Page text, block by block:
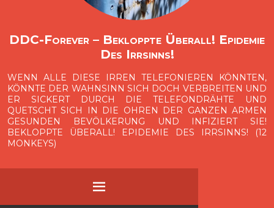
DDC-Forever – Bekloppte Überall! Epidemie
Des Irrsinns!
WENN ALLE DIESE IRREN TELEFONIEREN KÖNNTEN,
KÖNNTE DER WAHNSINN SICH DOCH VERBREITEN UND
ER SICKERT DURCH DIE TELEFONDRÄHTE UND
QUETSCHT SICH IN DIE OHREN DER GANZEN ARMEN
GESUNDEN BEVÖLKERUNG UND INFIZIERT SIE!
BEKLOPPTE ÜBERALL! EPIDEMIE DES IRRSINNS! (12
MONKEYS)
MENÜ